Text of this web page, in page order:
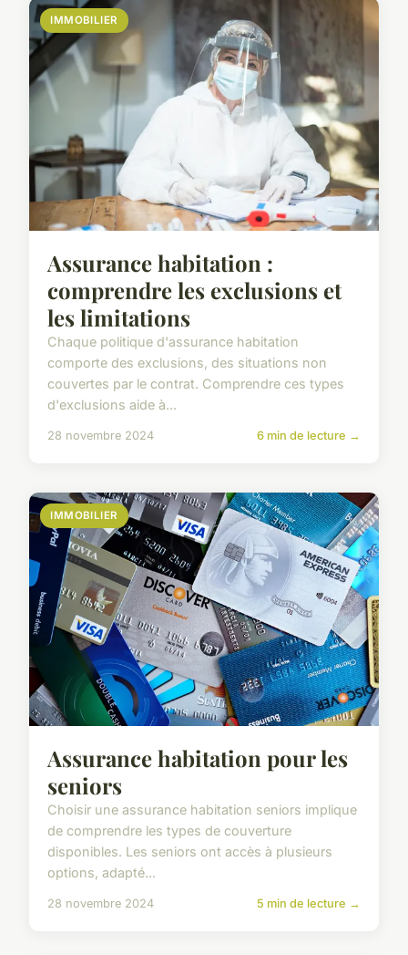
IMMOBILIER
Assurance habitation :
comprendre les exclusions et
les limitations
Chaque politique d'assurance habitation
comporte des exclusions, des situations non
couvertes par le contrat. Comprendre ces types
d'exclusions aide à...
28 novembre 2024 6 min de lecture →
IMMOBILIER
Assurance habitation pour les
seniors
Choisir une assurance habitation seniors implique
de comprendre les types de couverture
disponibles. Les seniors ont accès à plusieurs
options, adapté...
28 novembre 2024 5 min de lecture →